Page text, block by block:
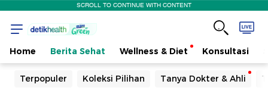
SCROLL TO CONTINUE WITH CONTENT
Home Berita Sehat Wellness & Diet Konsultasi
Terpopuler Koleksi Pilihan Tanya Dokter & Ahli